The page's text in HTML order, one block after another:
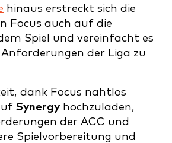
hinaus erstreckt sich die
Focus auch auf die
Spiel und vereinfacht es
Anforderungen der Liga zu
dank Focus nahtlos
Synergy hochzuladen,
der ACC und
Spielvorbereitung und